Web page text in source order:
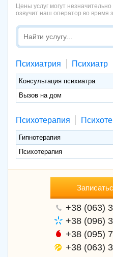
Цены услуг могут
озвучит наш оператор во время
Психиатрия Психиатр
Консультация психиатра
Вызов на дом
Психотерапия
Гипнотерапия
Психотерапия
+38 (063)
+38 (096)
+38 (095)
+38 (063)